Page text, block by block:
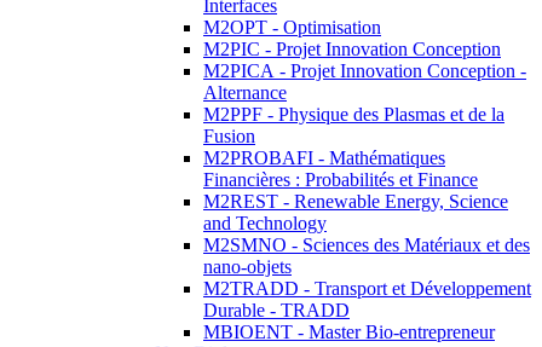
Interfaces
M2OPT - Optimisation
M2PIC - Projet Innovation Conception
M2PICA - Projet Innovation Conception -
Alternance
M2PPF - Physique des Plasmas et de la
Fusion
M2PROBAFI - Mathématiques
Financières : Probabilités et Finance
M2REST - Renewable Energy, Science
and Technology
M2SMNO - Sciences des Matériaux et des
nano-objets
M2TRADD - Transport et Développement
Durable - TRADD
MBIOENT - Master Bio-entrepreneur